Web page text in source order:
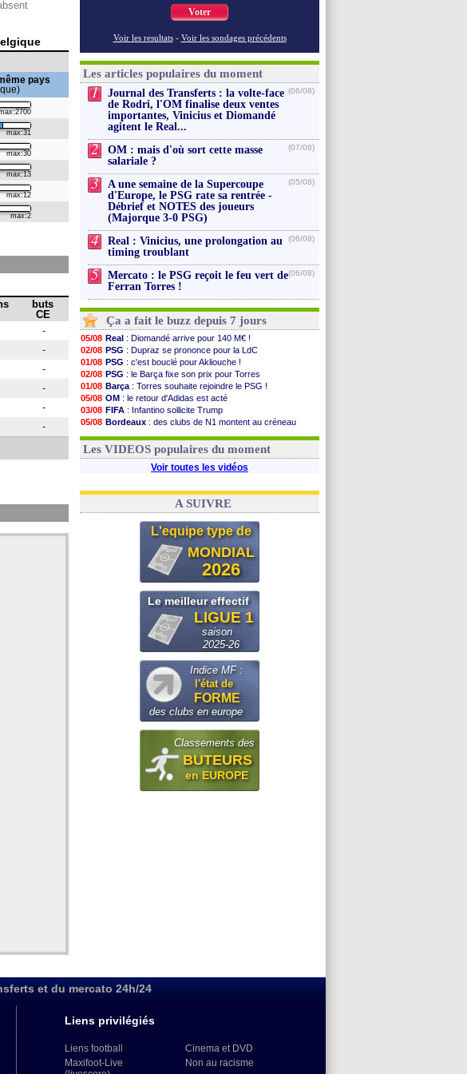
pays
max:31
max:30
max:13
max:12
max:2
buts
CE
-
-
-
-
-
-
Voter
Voir les resultats - Voir les sondages précédents
Les articles populaires du moment
1
Journal des Transferts : la volte-face
de Rodri, l'OM finalise deux ventes
importantes, Vinicius et Diomandé
agitent le Real...
(06/08)
2
OM : mais d'où sort cette masse
salariale ?
(07/08)
3
A une semaine de la Supercoupe
d'Europe, le PSG rate sa rentrée -
Débrief et NOTES des joueurs
(Majorque 3-0 PSG)
(05/08)
4
Real : Vinicius, une prolongation au
timing troublant
(06/08)
5
Mercato : le PSG reçoit le feu vert de
Ferran Torres !
(06/08)
Ça a fait le buzz depuis 7 jours
05/08 Real : Diomandé arrive pour 140 M€ !
02/08 PSG : Dupraz se prononce pour la LdC
01/08 PSG : c'est bouclé pour Akliouche !
02/08 PSG : le Barça fixe son prix pour Torres
01/08 Barça : Torres souhaite rejoindre le PSG !
05/08 OM : le retour d'Adidas est acté
03/08 FIFA : Infantino sollicite Trump
05/08 Bordeaux : des clubs de N1 montent au créneau
03/08 Real: le démenti de Leipzig pour Diomandé
Les VIDEOS populaires du moment
Voir toutes les vidéos
A SUIVRE
L'equipe type de
MONDIAL
2026
Le meilleur effectif
LIGUE 1
saison
2025-26
Indice MF :
l'état de
FORME
des clubs en europe
Classements des
BUTEURS
en EUROPE
et du mercato 24h/24
Liens privilégiés
Liens football
Maxifoot-Live
Cinema et DVD
Non au racisme